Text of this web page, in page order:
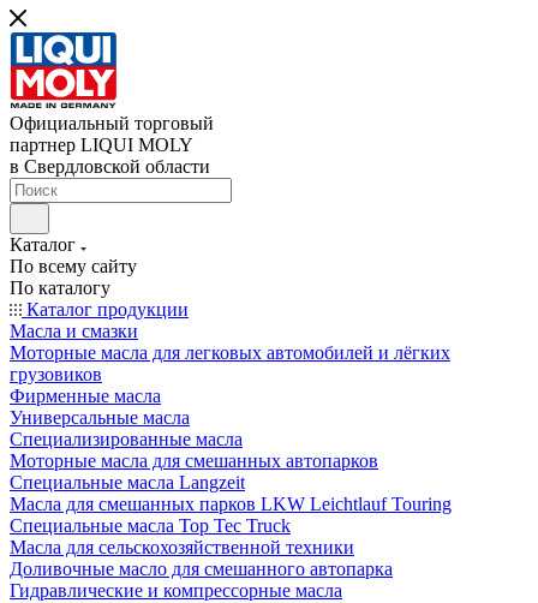
Официальный торговый
партнер LIQUI MOLY
в Свердловской области
Каталог
По всему сайту
По каталогу
Каталог продукции
Масла и смазки
Моторные масла для легковых автомобилей и лёгких
грузовиков
Фирменные масла
Универсальные масла
Специализированные масла
Моторные масла для смешанных автопарков
Специальные масла Langzeit
Масла для смешанных парков LKW Leichtlauf Touring
Специальные масла Top Tec Truck
Масла для сельскохозяйственной техники
Доливочные масло для смешанного автопарка
Гидравлические и компрессорные масла